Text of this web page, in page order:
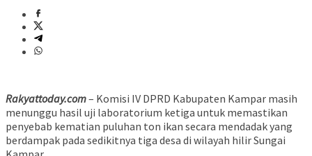
Rakyattoday.com– Komisi IV DPRD Kabupaten Kampar masih
menunggu hasil uji laboratorium ketiga untuk memastikan
penyebab kematian puluhan ton ikan secara mendadak yang
berdampak pada sedikitnya tiga desa di wilayah hilir Sungai